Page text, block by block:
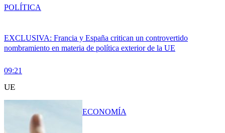
EXCLUSIVA: Francia y España critican un controvertido
nombramiento en materia de política exterior de la UE
09:21
POLÍTICA
UE
ECONOMÍA